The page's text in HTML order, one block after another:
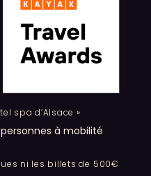
spa d’Alsace »
à mobilité
ni les billets de 500€